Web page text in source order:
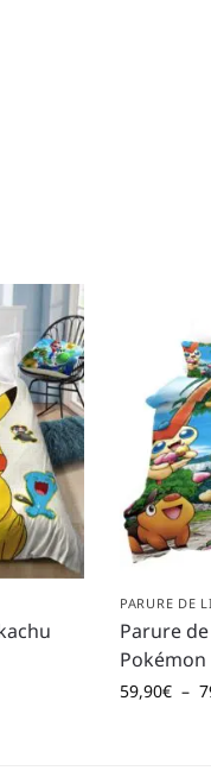
PARURE DE
Parure
Pokémon
59,90€ –